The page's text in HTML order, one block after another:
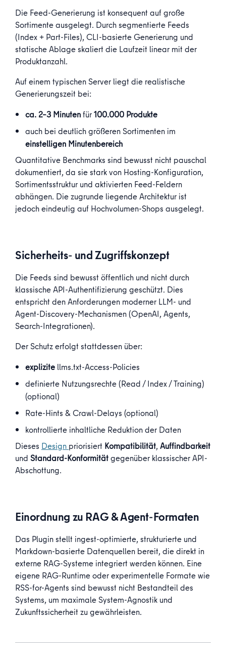
Die Feed-Generierung ist konsequent auf große
Sortimente ausgelegt. Durch segmentierte Feeds
(Index + Part-Files), CLI-basierte Generierung und
statische Ablage skaliert die Laufzeit linear mit der
Produktanzahl.
Auf einem typischen Server liegt die realistische
Generierungszeit bei:
ca. 2–3 Minutenfür100.000 Produkte
auch bei deutlich größeren Sortimenten im
einstelligen Minutenbereich
Quantitative Benchmarks sind bewusst nicht pauschal
dokumentiert, da sie stark von Hosting-Konfiguration,
Sortimentsstruktur und aktivierten Feed-Feldern
abhängen. Die zugrunde liegende Architektur ist
jedoch eindeutig auf Hochvolumen-Shops ausgelegt.
Sicherheits- und Zugriffskonzept
Die Feeds sind bewusst öffentlich und nicht durch
klassische API-Authentifizierung geschützt. Dies
entspricht den Anforderungen moderner LLM- und
Agent-Discovery-Mechanismen (OpenAI, Agents,
Search-Integrationen).
Der Schutz erfolgt stattdessen über:
explizite llms.txt-Access-Policies
definierte Nutzungsrechte (Read /Index/Training)
(optional)
Rate-Hints & Crawl-Delays (optional)
kontrollierte inhaltliche Reduktion der Daten
Dieses Design priorisiert Kompatibilität,Auffindbarkeit
und Standard-Konformitätgegenüber klassischer API-
Abschottung.
Einordnung zu RAG & Agent-Formaten
Das Plugin stellt ingest-optimierte, strukturierte und
Markdown-basierte Datenquellen bereit, die direkt in
externe RAG-Systeme integriert werden können. Eine
eigene RAG-Runtime oder experimentelle Formate wie
RSS-for-Agents sind bewusst nicht Bestandteil des
Systems, um maximale System-Agnostik und
Zukunftssicherheit zu gewährleisten.